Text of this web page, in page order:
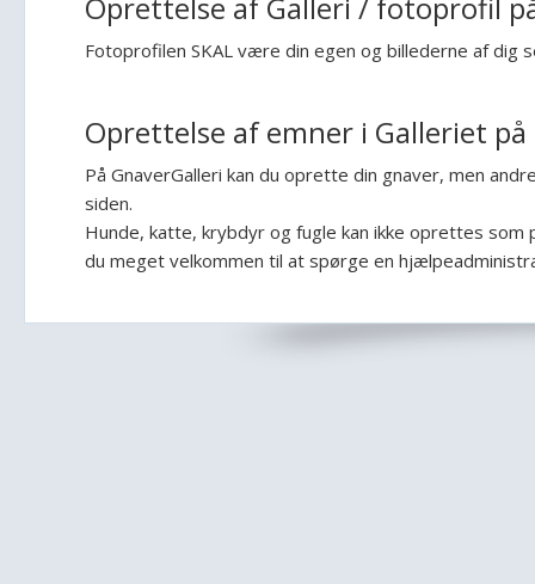
Fotoprofilen SKAL være din egen og billederne af dig
Oprettelse af emner i Galleriet på
På GnaverGalleri kan du oprette din gnaver, men
siden.
Hunde, katte, krybdyr og fugle kan ikke oprettes
du meget velkommen til at spørge en